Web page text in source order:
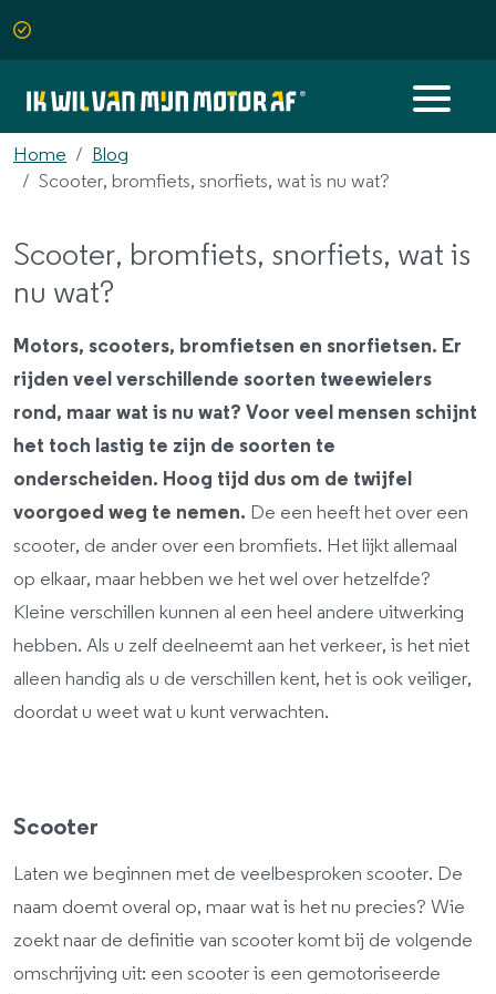
Home
Blog
Scooter, bromfiets, snorfiets, wat is nu wat?
Scooter, bromfiets, snorfiets, wat is
nu wat?
Motors, scooters, bromfietsen en snorfietsen. Er
rijden veel verschillende soorten tweewielers
rond, maar wat is nu wat? Voor veel mensen schijnt
het toch lastig te zijn de soorten te
onderscheiden. Hoog tijd dus om de twijfel
voorgoed weg te nemen. De een heeft het over een
scooter, de ander over een bromfiets. Het lijkt allemaal
op elkaar, maar hebben we het wel over hetzelfde?
Kleine verschillen kunnen al een heel andere uitwerking
hebben. Als u zelf deelneemt aan het verkeer, is het niet
alleen handig als u de verschillen kent, het is ook veiliger,
doordat u weet wat u kunt verwachten.
Scooter
Laten we beginnen met de veelbesproken scooter. De
naam doemt overal op, maar wat is het nu precies? Wie
zoekt naar de definitie van scooter komt bij de volgende
omschrijving uit: een scooter is een gemotoriseerde